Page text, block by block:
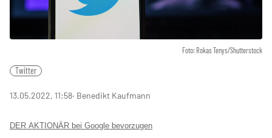
Foto: Rokas Tenys/Shutterstock
Twitter
13.05.2022, 11:58‧ Benedikt Kaufmann
DER AKTIONÄR bei Google bevorzugen